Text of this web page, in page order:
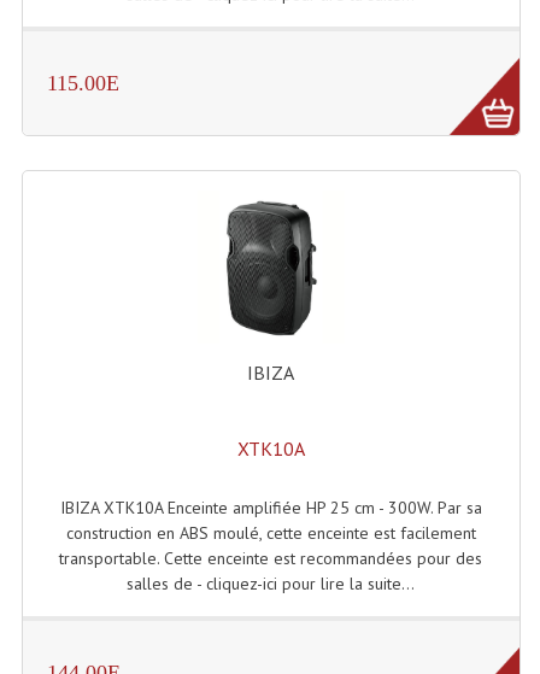
Enregistreur Numérique
Platines Cassettes
Limiteur De Niveau Sonore
Microphones Scène Et Studio
Microphones Filaires
Micros De Studio
Microphones De Surface
115.00E
IBIZA
XTK10A
IBIZA XTK10A Enceinte amplifiée HP 25 cm - 300W. Par sa
construction en ABS moulé, cette enceinte est facilement
transportable. Cette enceinte est recommandées pour des
salles de - cliquez-ici pour lire la suite...